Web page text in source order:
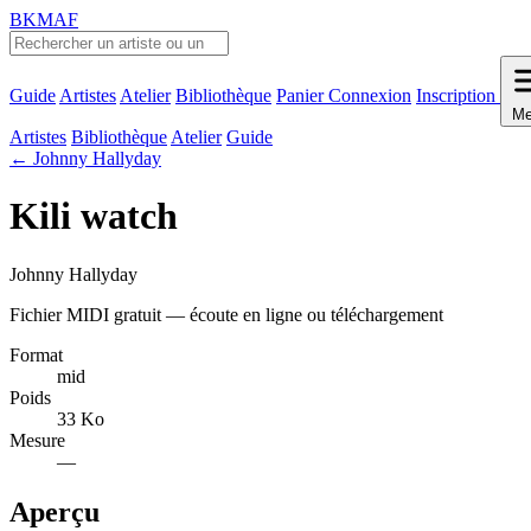
BKMAF
Guide Artistes Atelier Bibliothèque PanierConnexion Inscription
Artistes Bibliothèque Atelier Guide
← Johnny Hallyday
Kili watch
Johnny Hallyday
Fichier MIDI gratuit — écoute en ligne ou téléchargement
Format
mid
Poids
33 Ko
Mesure
—
Aperçu